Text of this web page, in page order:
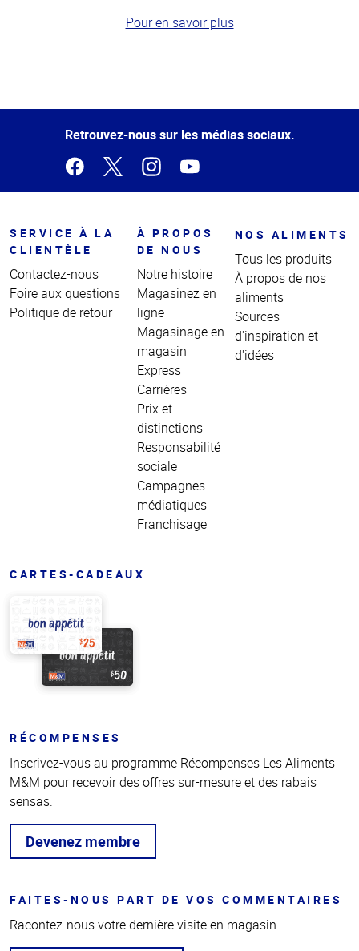
Pour en savoir plus
de la
Retrouvez-nous sur les médias sociaux.
SERVICE À LA
CLIENTÈLE
Contactez-nous
Foire aux questions
Politique de retour
À PROPOS
DE NOUS
Notre histoire
Magasinez en
ligne
Magasinage en
magasin
Express
Carrières
Prix et
distinctions
Responsabilité
sociale
Campagnes
médiatiques
Franchisage
NOS ALIMENTS
Tous les produits
À propos de nos
aliments
Sources
d'inspiration et
d'idées
CARTES-CADEAUX
RÉCOMPENSES
Inscrivez-vous au programme Récompenses Les Aliments
M&M pour recevoir des offres sur-mesure et des rabais
sensas.
Devenez membre
FAITES-NOUS PART DE VOS COMMENTAIRES
Racontez-nous votre dernière visite en magasin.